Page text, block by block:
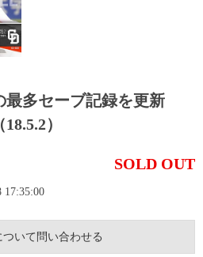
最多セーブ記録を更新
）
SOLD OUT
17:35:00
ついて問い合わせる